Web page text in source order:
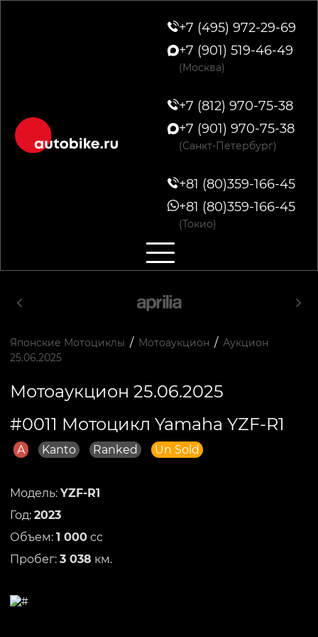
+7 (495) 972-29-69
+7 (901) 519-46-49
(Москва)
+7 (812) 970-75-38
+7 (901) 970-75-38
(Санкт-Петербург)
+81 (80)359-166-45
+81 (80)359-166-45
(Токио)
Японские Мотоциклы / Мотоаукцион / Аукцион
25.06.2025
Мотоаукцион 25.06.2025
#0011 Мотоцикл Yamaha YZF-R1
A Kanto Ranked Un Sold
Модель: YZF-R1
Год: 2023
Объем: 1 000 сс
Пробег: 3 038 км.